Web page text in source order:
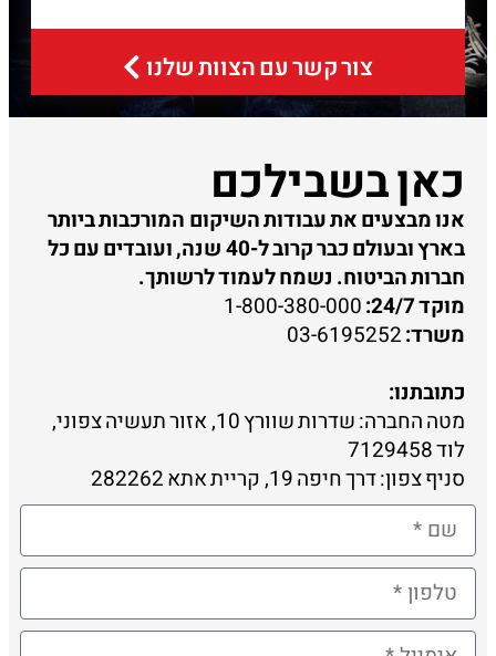
צור קשר עם הצוות שלנו
כאן בשבילכם
אנו מבצעים את עבודות השיקום המורכבות ביותר
בארץ ובעולם כבר קרוב ל-40 שנה, ועובדים עם כל
חברות הביטוח. נשמח לעמוד לרשותך.
מוקד 24/7:
1-800-380-000
משרד:03-6195252
כתובתנו:
מטה החברה: שדרות שוורץ 10, אזור תעשיה צפוני,
לוד 7129458
סניף צפון: דרך חיפה 19, קריית אתא 282262